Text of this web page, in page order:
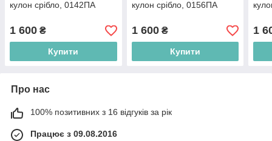
кулон срібло, 0142ПА
1 600 ₴
Купити
кулон срібло, 0156ПА
1 600₴
Купити
1
Про нас
100% позитивних з 16 відгуків за рік
Працює з 09.08.2016